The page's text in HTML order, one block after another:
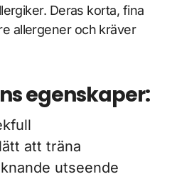
Deras korta, fina
allergener och kräver
egenskaper:
att träna
utseende